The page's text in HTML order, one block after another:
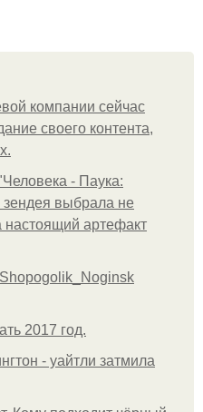
компании сейчас
своего контента,
- Паука:
выбрала не
настоящий артефакт
2017 год.
- уайтли затмила